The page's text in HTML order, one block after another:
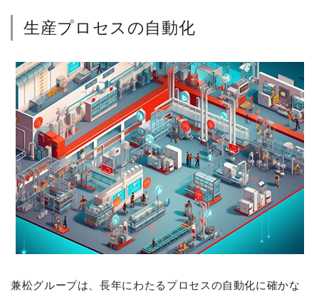
生産プロセスの自動化
兼松グループは、長年にわたるプロセスの自動化に確かな